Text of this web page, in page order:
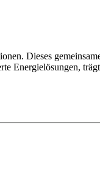
Dieses
Energielösungen,